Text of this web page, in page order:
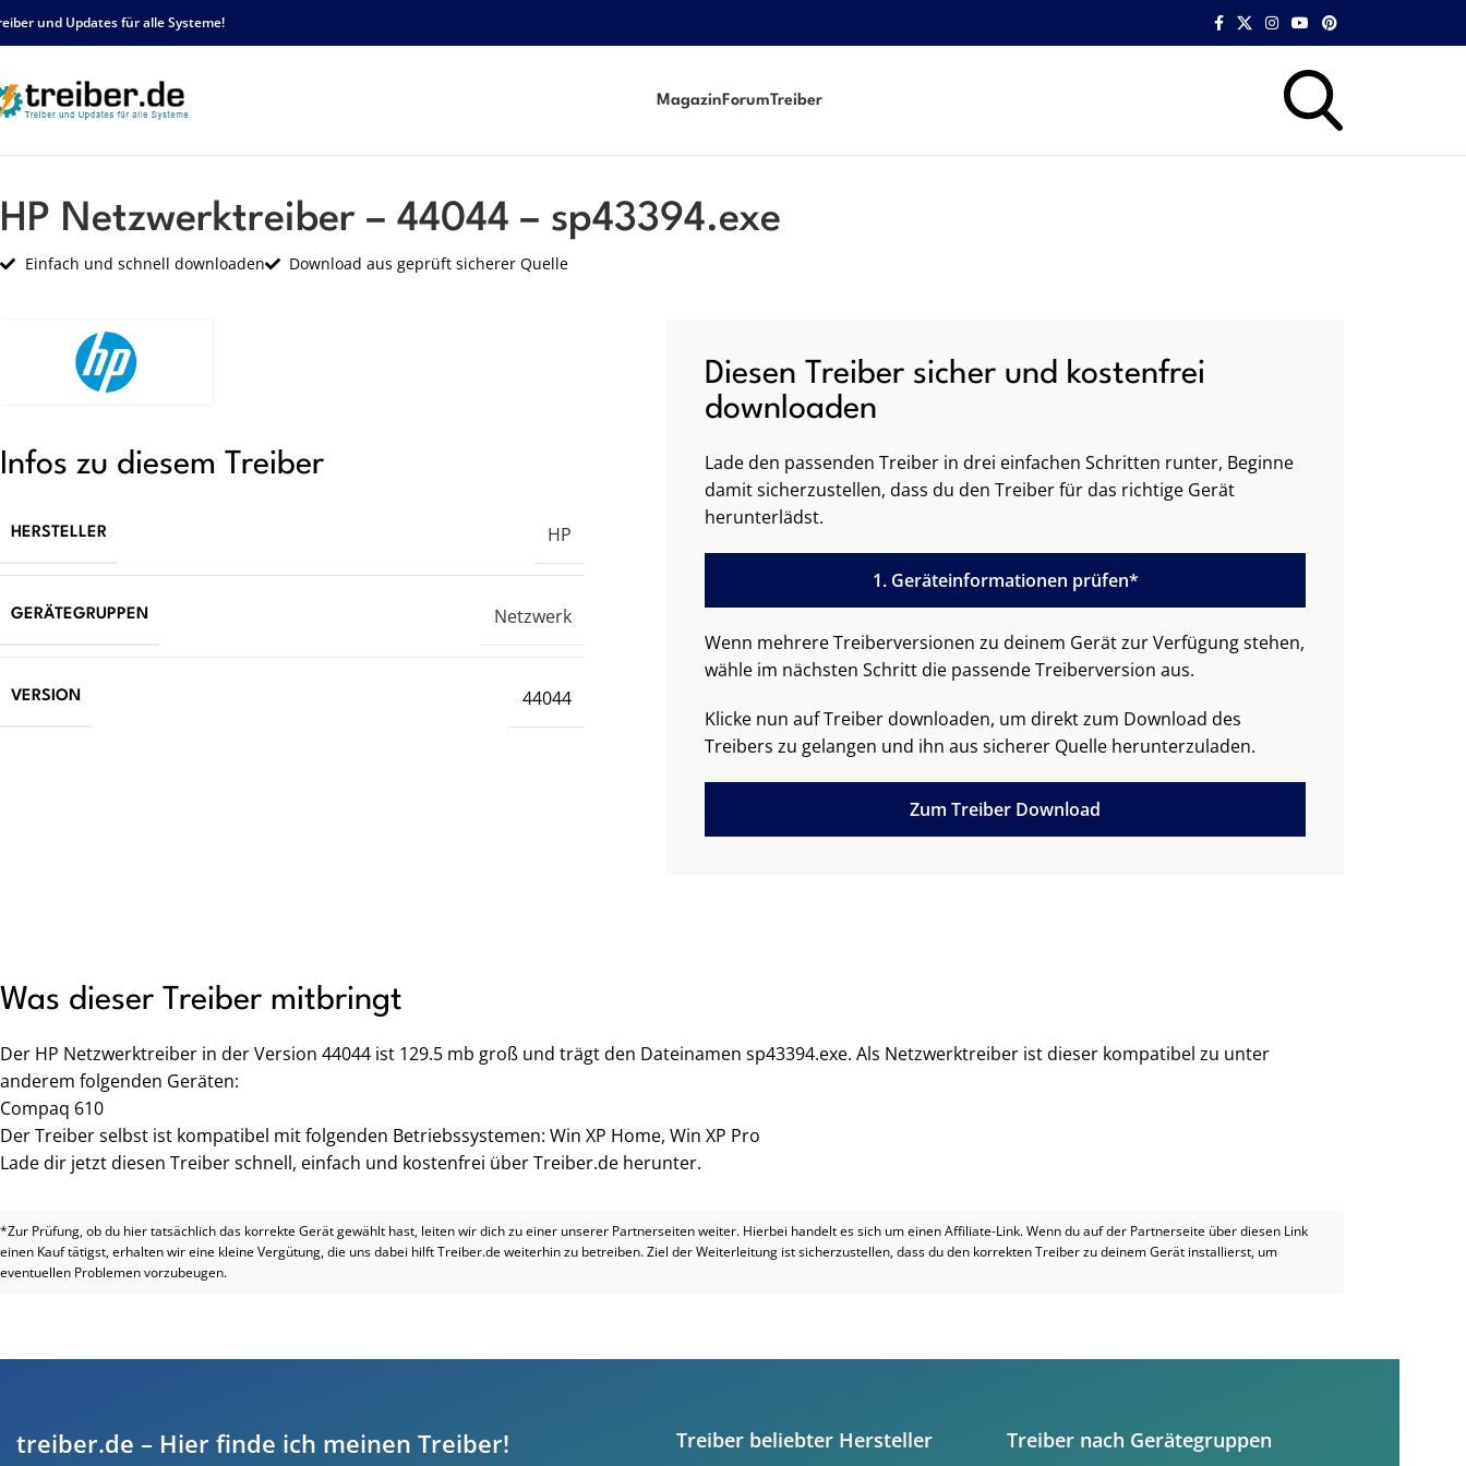
und Updates für alle Systeme!
Magazin ForumTreiber
HP Netzwerktreiber – 44044 – sp43394.exe
Einfach und schnell downloaden Download aus geprüft sicherer Quelle
Infos zu diesem Treiber
HERSTELLER HP
GERÄTEGRUPPEN Netzwerk
VERSION 44044
Diesen Treiber sicher und kostenfrei
downloaden
Lade den passenden Treiber in drei einfachen Schritten runter, Beginne
damit sicherzustellen, dass du den Treiber für das richtige Gerät
herunterlädst.
1. Geräteinformationen prüfen*
Wenn mehrere Treiberversionen zu deinem Gerät zur Verfügung stehen,
wähle im nächsten Schritt die passende Treiberversion aus.
Klicke nun auf Treiber downloaden, um direkt zum Download des
Treibers zu gelangen und ihn aus sicherer Quelle herunterzuladen.
Zum Treiber Download
Was dieser Treiber mitbringt
Der HP Netzwerktreiber in der Version 44044 ist 129.5 mb groß und trägt den Dateinamen sp43394.exe. Als Netzwerktreiber ist dieser kompatibel zu unter
anderem folgenden Geräten:
Compaq 610
Der Treiber selbst ist kompatibel mit folgenden Betriebssystemen: Win XP Home, Win XP Pro
Lade dir jetzt diesen Treiber schnell, einfach und kostenfrei über Treiber.de herunter.
*Zur Prüfung, ob du hier tatsächlich das korrekte Gerät gewählt hast, leiten wir dich zu einer unserer Partnerseiten weiter. Hierbei handelt es sich um einen Affiliate-Link. Wenn du auf der Partnerseite über diesen Link
einen Kauf tätigst, erhalten wir eine kleine Vergütung, die uns dabei hilft Treiber.de weiterhin zu betreiben. Ziel der Weiterleitung ist sicherzustellen, dass du den korrekten Treiber zu deinem Gerät installierst, um
eventuellen Problemen vorzubeugen.
treiber.de – Hier finde ich meinen Treiber! Treiber beliebter Hersteller Treiber nach Gerätegruppen